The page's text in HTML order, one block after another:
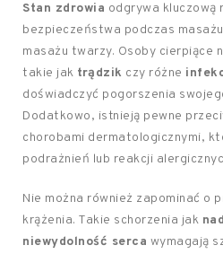
Stan zdrowia odgrywa kluczową
bezpieczeństwa podczas
masażu twarzy. Osoby cierpiące
takie jak trądzik czy różne
doświadczyć pogorszenia
Dodatkowo, istnieją pewne
chorobami dermatologicznymi,
podrażnień lub reakcji
Nie można również zapominać o
krążenia. Takie schorzenia jak
niewydolność serca wymagają